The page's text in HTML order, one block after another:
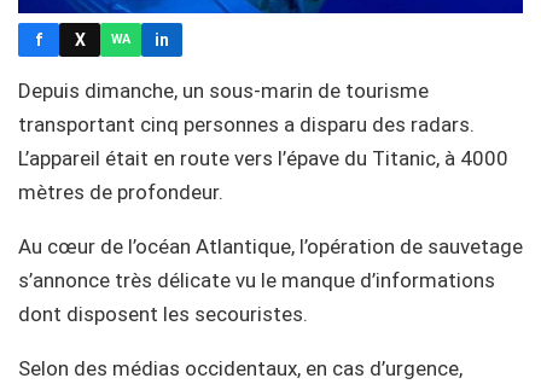
f X WA in
Depuis dimanche, un sous-marin de tourisme
transportant cinq personnes a disparu des radars.
L’appareil était en route vers l’épave du Titanic, à 4000
mètres de profondeur.
Au cœur de l’océan Atlantique, l’opération de sauvetage
s’annonce très délicate vu le manque d’informations
dont disposent les secouristes.
Selon des médias occidentaux, en cas d’urgence,